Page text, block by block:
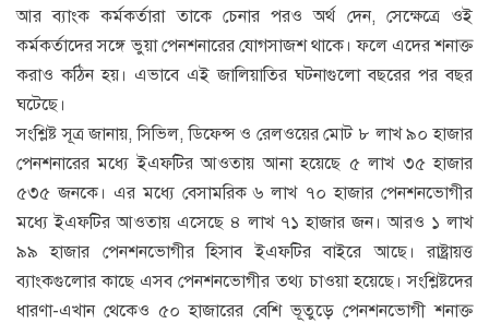
আর ব্যাংক কর্মকর্তারা তাকে চেনার পরও অর্থ দেন, সেক্ষেত্রে ওই
কর্মকর্তাদের সঙ্গে ভুয়া পেনশনারের যোগসাজশ থাকে। ফলে এদের শনাক্ত
করাও কঠিন হয়। এভাবে এই জালিয়াতির ঘটনাগুলো বছরের পর বছর
ঘটেছে।
সংশ্লিষ্ট সূত্র জানায়, সিভিল, ডিফেন্স ও রেলওয়ের মোট ৮ লাখ ৯০ হাজার
পেনশনারের মধ্যে ইএফটির আওতায় আনা হয়েছে ৫ লাখ ৩৫ হাজার
৫৩৫ জনকে। এর মধ্যে বেসামরিক ৬ লাখ ৭০ হাজার পেনশনভোগীর
মধ্যে ইএফটির আওতায় এসেছে ৪ লাখ ৭১ হাজার জন। আরও ১ লাখ
৯৯ হাজার পেনশনভোগীর হিসাব ইএফটির বাইরে আছে। রাষ্ট্রায়ত্ত
ব্যাংকগুলোর কাছে এসব পেনশনভোগীর তথ্য চাওয়া হয়েছে। সংশ্লিষ্টদের
ধারণা-এখান থেকেও ৫০ হাজারের বেশি ভূতুড়ে পেনশনভোগী শনাক্ত